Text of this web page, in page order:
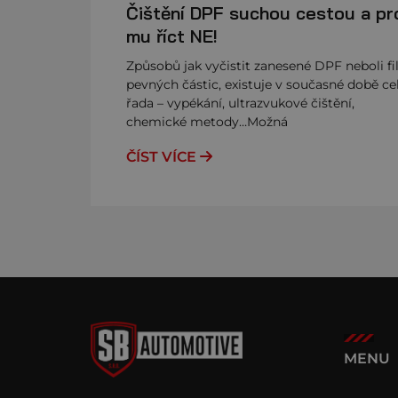
Čištění DPF suchou cestou a
mu říct NE!
Způsobů jak vyčistit zanesené DPF neboli
pevných částic, existuje v současné době
řada – vypékání, ultrazvukové čištění,
chemické metody…Možná
ČÍST VÍCE
MENU